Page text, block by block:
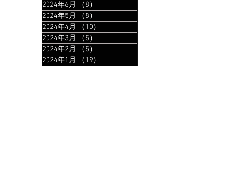
2024年6月
（8）
2024年5月
（8）
2024年4月
（10）
2024年3月
（5）
2024年2月
（5）
2024年1月
（19）